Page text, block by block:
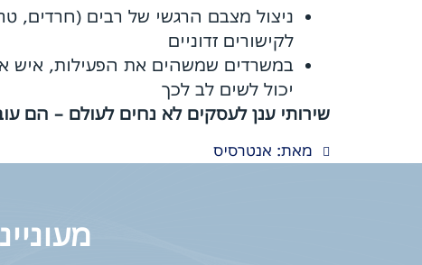
ניצול מצבם הרגשי של רבים (חרדים,
לקישורים זדוניים
במשרדים שמשהים את הפעילות, איש
יכול לשים לב לכך
שירותי ענן לעסקים לא נחים לעולם – הם עובדים בעבורכם 24/7! גיבוי
מאת: אנטרסיס